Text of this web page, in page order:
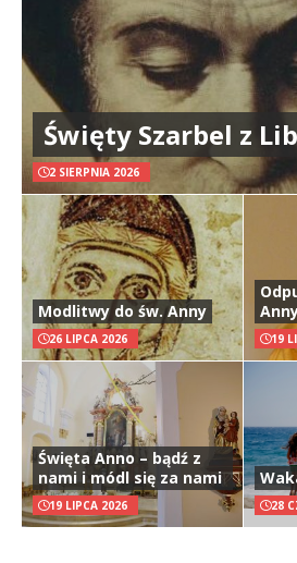
Święty Szarbel z
2 SIERPNIA 2026
Modlitwy do św. Anny
26 LIPCA 2026 19
Święta Anno – bądź z
nami i módl się za nami
19 LIPCA 2026 28